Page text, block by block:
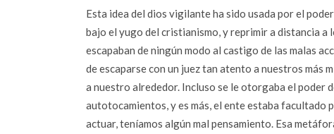
Esta idea del dios vigilante ha sido usada por el
bajo el yugo del cristianismo, y reprimir a distancia a
escapaban de ningún modo al castigo de las malas
de escaparse con un juez tan atento a nuestros más
a nuestro alrededor. Incluso se le otorgaba el poder
autotocamientos, y es más, el ente estaba facultado
actuar, teníamos algún mal pensamiento. Esa